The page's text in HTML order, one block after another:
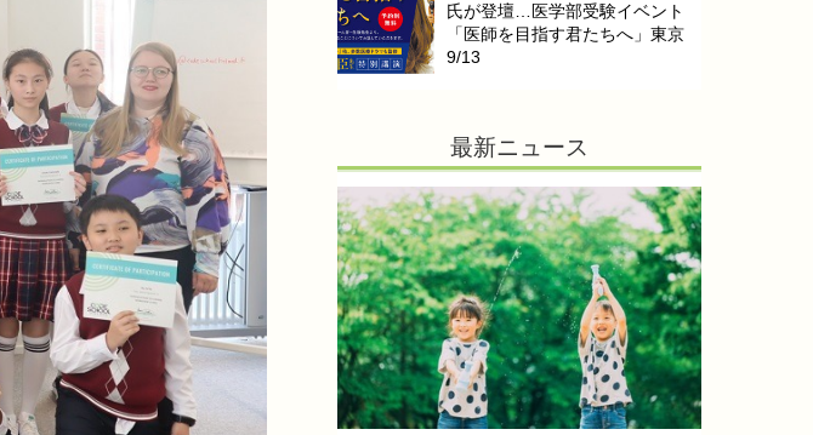
氏が登壇…医学部受験イベント
「医師を目指す君たちへ」東京
9/13
最新ニュース